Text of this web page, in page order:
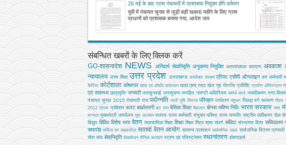
26 मई के बाद ग्राम पंचायतों में प्रशासक नियुक्त होंगे वर्तमान
प्रधान, यूपी शासन ने जारी किया आदेश
यूपी में पंचायत चुनाव से जुड़ी बड़ी खबर6 महीने के लिए ग्राम
प्रधानों को प्रशासक बनाया गया, आदेश जार
संबन्धित खबरों के लिए क्लिक करें
GO-शासनादेश NEWS अनिवार्य सेवानिवृत्ति अनुकम्पा नियुक्ति अल्‍पसंख्‍यक कल्‍याण अवकाश
न्यायालय उच्‍च शिक्षा उत्तर प्रदेश उत्तराखण्ड उपभोक्‍ता संरक्षण एरियर एसीपी ऑनलाइन कर कर्मचारी
कैरियर कोर्टशाला कोषागार खाद्य एवं औषधि प्रशासन खाद्य एवम् रसद खेल गृह गोपनीय प्रविष्टि ग्रामीण अभियन्‍त्रण
एवं स्वास्थ्य छात्रवृत्ति जनवरी जनसुनवाई जनसूचना जनहित गारण्टी अधिनियम धर्मार्थ कार्य नकदीकरण नगर
पंचायत चुनाव 2015 पंचायती राज पदोन्नति परती भूमि विकास परिवहन पर्यावरण पशुधन पिछड़ा वर्ग कल्‍याण पीएफ
2012 प्रेरक प्रोबेशन बजट बर्खास्तगी बाट माप बेसिक शिक्षा बैकलाग बोनस भविष्य निधि भारत सरकार भाषा
मान्यता मुख्‍यमंत्री कार्यालय युवा कल्याण राजस्व राज्य कर्मचारी संयुक्त परिषद राज्य सम्पत्ति राष्ट्रीय एकीकरण रोक
विद्युत विविध विशेष भत्ता वेतन व्‍यवसायिक शिक्षा शिक्षा शिक्षा मित्र श्रम संवर्ग संविदा संस्‍थागत वित्‍त सचिवालय
समारोह सर्किल दर सहकारिता सातवां वेतन आयोग सामान्य प्रशासन सार्वजनिक उद्यम सार्वजनिक वितरण प्रणाली
सेवा संघ सेवानिवृत्ति सेवायोजन सैनिक कल्‍याण स्टाम्प एवं रजिस्ट्रेशन स्थानांतरण होमगाडर्स